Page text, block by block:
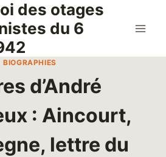
des otages
du 6
BIOGRAPHIES
d’André
: Aincourt,
lettre du